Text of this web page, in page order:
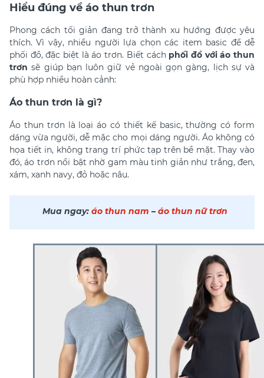
Hiểu đúng về áo thun trơn
Phong cách tối giản đang trở thành xu hướng được yêu
thích. Vì vậy, nhiều người lựa chọn các item basic để dễ
phối đồ, đặc biệt là áo trơn. Biết cách phối đồ với áo thun
trơn sẽ giúp bạn luôn giữ vẻ ngoài gọn gàng, lịch sự và
phù hợp nhiều hoàn cảnh:
Áo thun trơn là gì?
Áo thun trơn là loại áo có thiết kế basic, thường có form
dáng vừa người, dễ mặc cho mọi dáng người. Áo không có
họa tiết in, không trang trí phức tạp trên bề mặt. Thay vào
đó, áo trơn nổi bật nhờ gam màu tinh giản như trắng, đen,
xám, xanh navy, đỏ hoặc nâu.
Mua ngay: áo thun nam – áo thun nữ trơn